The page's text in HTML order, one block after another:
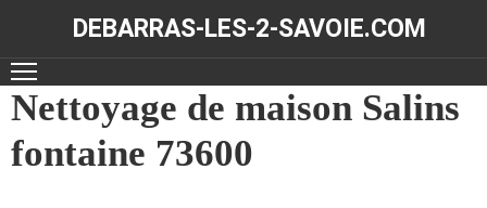
DEBARRAS-LES-2-SAVOIE.COM
ACCUEIL
DÉBARRAS
Nettoyage de maison Salins
fontaine 73600